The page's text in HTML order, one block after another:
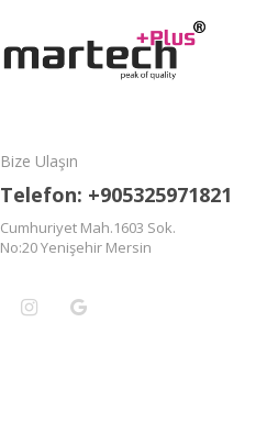
Bize Ulaşın
Telefon: +905325971821
Cumhuriyet Mah.1603 Sok.
No:20 Yenişehir Mersin